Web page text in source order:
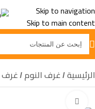
Skip to navigation
Skip to main content
الرئيسية غرف النوم غرف